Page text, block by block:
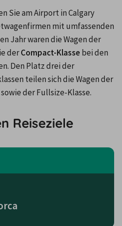
Sie am Airport in Calgary
mit umfassenden
Angeboten. Im vergangenen Jahr waren die Wagen der
der Compact-Klasse bei den
Den Platz drei der
teilen sich die Wagen der
der Fullsize-Klasse.
Reiseziele